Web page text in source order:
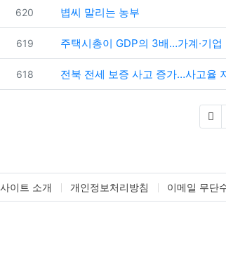
번호
620 볍씨 말리는 농부
번호
619 주택시총이 GDP의 3배…가계·기
번호
618 전북 전세 보증 사고 증가…사고율
사이트 소개 개인정보처리방침 이메일 무단